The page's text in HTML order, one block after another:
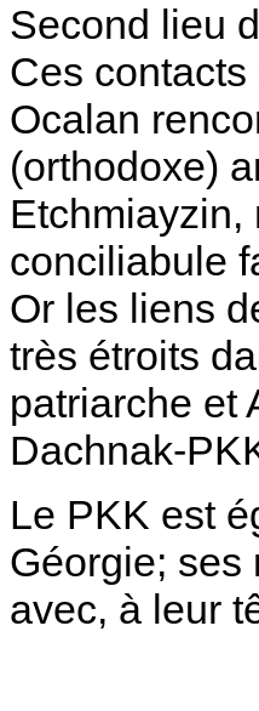
Second lieu
Ces
Ocalan
(orthodoxe)
Etchmiayzin,
conciliabule
Or les liens
très étroits
patriarche et
Dachnak-
Le PKK est
Géorgie; ses
avec, à leur